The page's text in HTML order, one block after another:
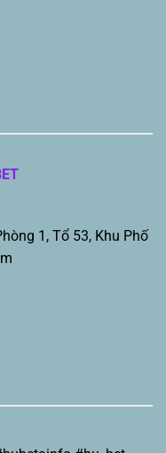
1, Tổ 53, Khu Phố